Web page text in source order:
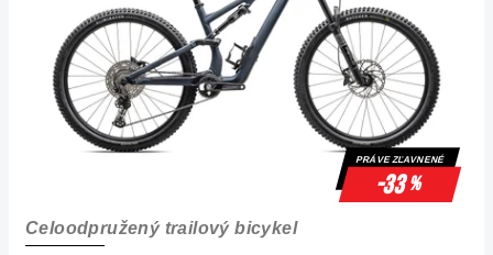
PRÁVE ZĽAVNENÉ
-33%
Celoodpružený trailový bicykel